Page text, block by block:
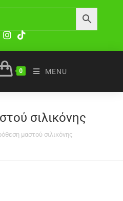
0 MENU
σιλικόνης
μαστού σιλικόνης